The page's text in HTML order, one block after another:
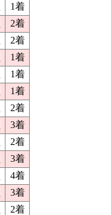
1着
2着
2着
1着
1着
1着
2着
3着
2着
3着
4着
3着
2着